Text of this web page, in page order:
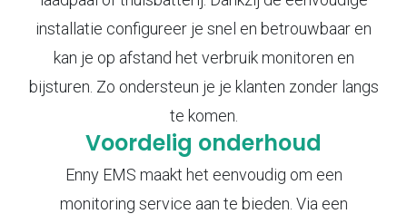
installatie configureer je snel en betrouwbaar en
kan je op afstand het verbruik monitoren en
bijsturen. Zo ondersteun je je klanten zonder langs
te komen.
Voordelig onderhoud
Enny EMS maakt het eenvoudig om een
monitoring service aan te bieden. Via een